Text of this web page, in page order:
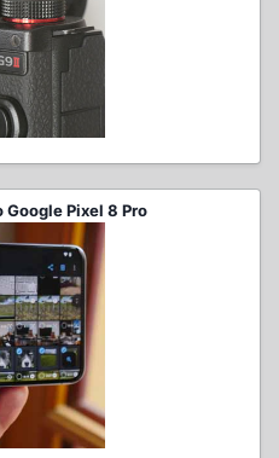
Pixel 8 Pro